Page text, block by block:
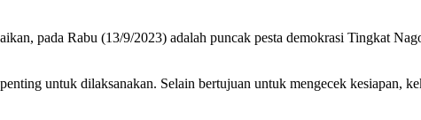
pada Rabu (13/9/2023) adalah puncak pesta demokrasi Tingkat
untuk dilaksanakan. Selain bertujuan untuk mengecek kesiapan,